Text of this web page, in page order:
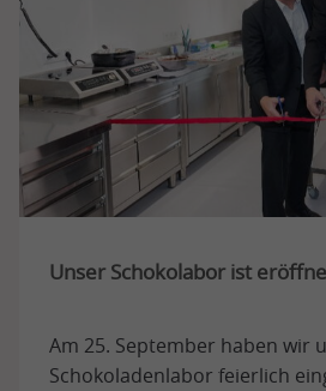
Unser Schokolabor ist
Am 25. September haben wir
Schokoladenlabor feierlich